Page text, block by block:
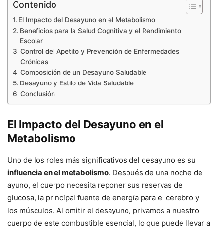
Contenido
El Impacto del Desayuno en el Metabolismo
Beneficios para la Salud Cognitiva y el Rendimiento
Escolar
Control del Apetito y Prevención de Enfermedades
Crónicas
Composición de un Desayuno Saludable
Desayuno y Estilo de Vida Saludable
Conclusión
El Impacto del Desayuno en el
Metabolismo
Uno de los roles más significativos del desayuno es su
influencia en el metabolismo. Después de una noche de
ayuno, el cuerpo necesita reponer sus reservas de
glucosa, la principal fuente de energía para el cerebro y
los músculos. Al omitir el desayuno, privamos a nuestro
cuerpo de este combustible esencial, lo que puede llevar a